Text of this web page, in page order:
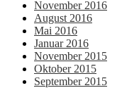
November 2016
August 2016
Mai 2016
Januar 2016
November 2015
Oktober 2015
September 2015